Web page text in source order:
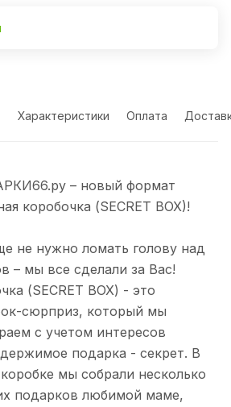
Характеристики Оплата
– новый формат
коробочка (SECRET BOX)!
не нужно ломать голову над
– мы все сделали за Вас!
(SECRET BOX) - это
сюрприз, который мы
с учетом интересов
подарка - секрет. В
мы собрали несколько
подарков любимой маме,